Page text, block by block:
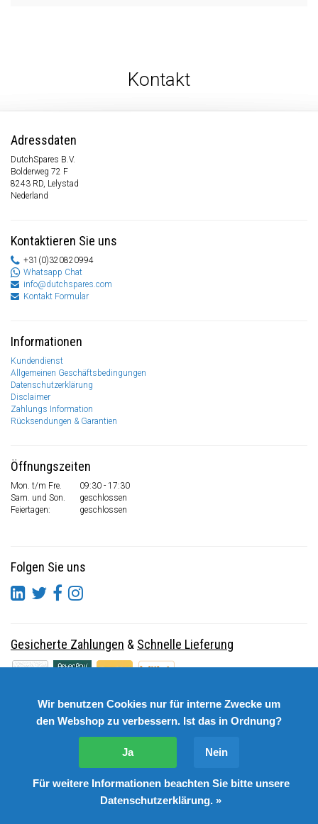
Kontakt
Adressdaten
DutchSpares B.V.
Bolderweg 72 F
8243 RD, Lelystad
Nederland
Kontaktieren Sie uns
+31(0)320820994
Whatsapp Chat
info@dutchspares.com
Kontakt Formular
Informationen
Kundendienst
Allgemeinen Geschäftsbedingungen
Datenschutzerklärung
Disclaimer
Zahlungs Information
Rücksendungen & Garantien
Öffnungszeiten
Mon. t/m Fre.
09:30 - 17:30
Sam. und Son.
geschlossen
Feiertagen:
geschlossen
Folgen Sie uns
Gesicherte Zahlungen & Schnelle Lieferung
© Copyright 2026 DutchSpares B.V. - Design byWebdinge.nl
DutchSpares B.V. word beoordeeld met: 9,9/10 (2541
Wir benutzen Cookies nur für interne Zwecke um
den Webshop zu verbessern. Ist das in Ordnung?
Ja Nein
Für weitere Informationen beachten Sie bitte unsere
Datenschutzerklärung. »